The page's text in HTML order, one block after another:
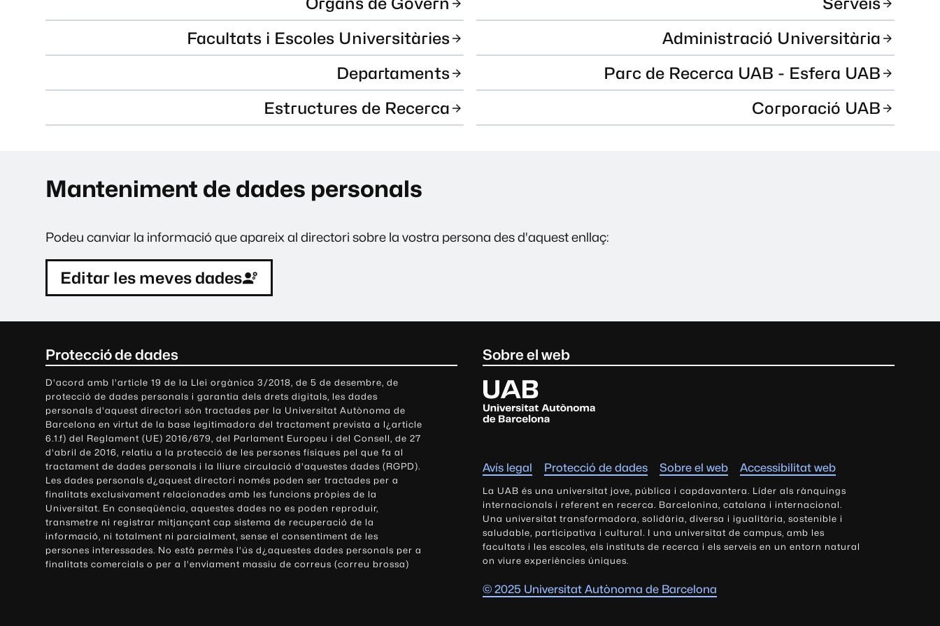
Facultats i Escoles Universitàries
Departaments
Estructures de Recerca
Administració Universitària
Parc de Recerca UAB - Esfera UAB
Corporació UAB
Manteniment de dades personals
Podeu canviar la informació que apareix al directori sobre la vostra persona des d'aquest enllaç:
Editar les meves dades
Protecció de dades
D'acord amb l'article 19 de la Llei orgànica 3/2018, de 5 de desembre, de
protecció de dades personals i garantia dels drets digitals, les dades
personals d'aquest directori són tractades per la Universitat Autònoma de
Barcelona en virtut de la base legitimadora del tractament prevista a l¿article
6.1.f) del Reglament (UE) 2016/679, del Parlament Europeu i del Consell, de 27
d'abril de 2016, relatiu a la protecció de les persones físiques pel que fa al
tractament de dades personals i la lliure circulació d'aquestes dades (RGPD).
Les dades personals d¿aquest directori només poden ser tractades per a
finalitats exclusivament relacionades amb les funcions pròpies de la
Universitat. En conseqüència, aquestes dades no es poden reproduir,
transmetre ni registrar mitjançant cap sistema de recuperació de la
informació, ni totalment ni parcialment, sense el consentiment de les
persones interessades. No està permès l'ús d¿aquestes dades personals per a
finalitats comercials o per a l'enviament massiu de correus (correu brossa)
Sobre el web
U
n
i
s
i
t
a
t
A
u
t
ò
Avís legal Protecció de dades Sobre el web Accessibilitat web
La UAB és una universitat jove, pública i capdavantera. Líder als rànquings
internacionals i referent en recerca. Barcelonina, catalana i internacional.
Una universitat transformadora, solidària, diversa i igualitària, sostenible i
saludable, participativa i cultural. I una universitat de campus, amb les
facultats i les escoles, els instituts de recerca i els serveis en un entorn natural
on viure experiències úniques.
© 2025 Universitat Autònoma de Barcelona